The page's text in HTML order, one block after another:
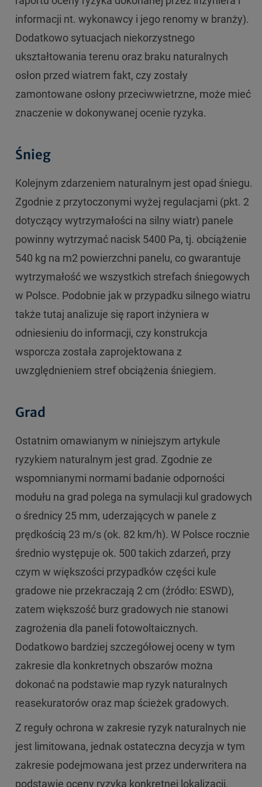
informacji nt. wykonawcy i jego renomy w branży).
Dodatkowo sytuacjach niekorzystnego
ukształtowania terenu oraz braku naturalnych
osłon przed wiatrem fakt, czy zostały
zamontowane osłony przeciwwietrzne, może mieć
znaczenie w dokonywanej ocenie ryzyka.
Śnieg
Kolejnym zdarzeniem naturalnym jest opad śniegu.
Zgodnie z przytoczonymi wyżej regulacjami (pkt. 2
dotyczący wytrzymałości na silny wiatr) panele
powinny wytrzymać nacisk 5400 Pa, tj. obciążenie
540 kg na m2 powierzchni panelu, co gwarantuje
wytrzymałość we wszystkich strefach śniegowych
w Polsce. Podobnie jak w przypadku silnego wiatru
także tutaj analizuje się raport inżyniera w
odniesieniu do informacji, czy konstrukcja
wsporcza została zaprojektowana z
uwzględnieniem stref obciążenia śniegiem.
Grad
Ostatnim omawianym w niniejszym artykule
ryzykiem naturalnym jest grad. Zgodnie ze
wspomnianymi normami badanie odporności
modułu na grad polega na symulacji kul gradowych
o średnicy 25 mm, uderzających w panele z
prędkością 23 m/s (ok. 82 km/h). W Polsce rocznie
średnio występuje ok. 500 takich zdarzeń, przy
czym w większości przypadków części kule
gradowe nie przekraczają 2 cm (źródło: ESWD),
zatem większość burz gradowych nie stanowi
zagrożenia dla paneli fotowoltaicznych.
Dodatkowo bardziej szczegółowej oceny w tym
zakresie dla konkretnych obszarów można
dokonać na podstawie map ryzyk naturalnych
reasekuratorów oraz map ścieżek gradowych.
Z reguły ochrona w zakresie ryzyk naturalnych nie
jest limitowana, jednak ostateczna decyzja w tym
zakresie podejmowana jest przez underwritera na
podstawie oceny ryzyka konkretnej lokalizacji.